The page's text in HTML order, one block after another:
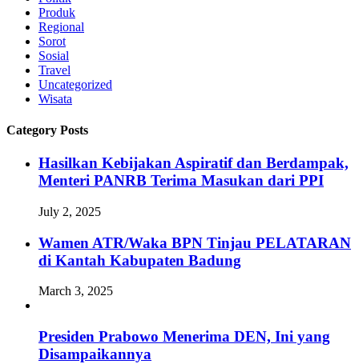
Produk
Regional
Sorot
Sosial
Travel
Uncategorized
Wisata
Category Posts
Hasilkan Kebijakan Aspiratif dan Berdampak,
Menteri PANRB Terima Masukan dari PPI
July 2, 2025
Wamen ATR/Waka BPN Tinjau PELATARAN
di Kantah Kabupaten Badung
March 3, 2025
Presiden Prabowo Menerima DEN, Ini yang
Disampaikannya